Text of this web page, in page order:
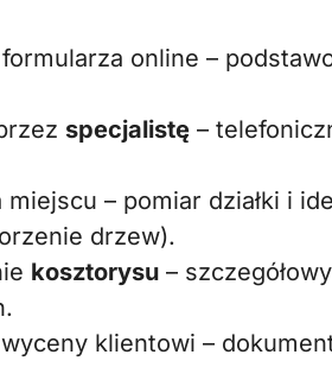
online –
specjalistę –
miejscu – pomiar działki i
drzew).
kosztorysu –
klientowi –